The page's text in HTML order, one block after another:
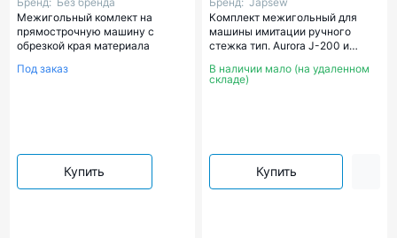
Межигольный комлект на
прямострочную машину с
обрезкой края материала
Под заказ
Купить
Комплект межигольный для
машины имитации ручного
стежка тип. Aurora J-200 и
В наличии мало (на удаленном
складе)
Купить